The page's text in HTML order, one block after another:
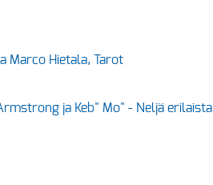
Marco Hietala, Tarot
ja Keb" Mo" - Neljä erilaista